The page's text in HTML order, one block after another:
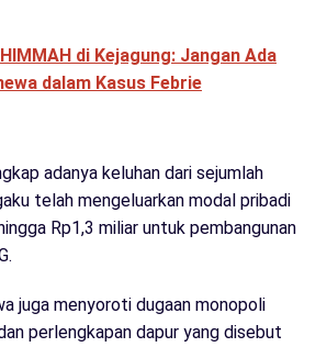
di Kejagung: Jangan Ada
dalam Kasus Febrie
adanya keluhan dari sejumlah
telah mengeluarkan modal pribadi
Rp1,3 miliar untuk pembangunan
juga menyoroti dugaan monopoli
perlengkapan dapur yang disebut